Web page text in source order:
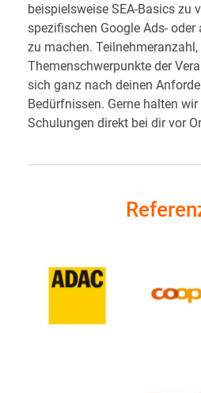
beispielsweise SEA-Basics zu
spezifischen Google Ads-
zu machen.
Themenschwerpunkte der
sich ganz nach deinen
Bedürfnissen. Gerne halten
Schulungen direkt bei dir vor